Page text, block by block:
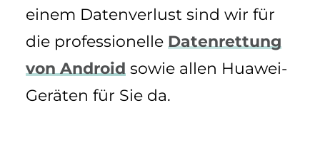
einem Datenverlust sind wir für
die professionelle Datenrettung
von Android sowie allen Huawei-
Geräten für Sie da.